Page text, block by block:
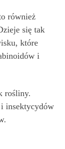
również
się tak
które
i
rośliny.
insektycydów